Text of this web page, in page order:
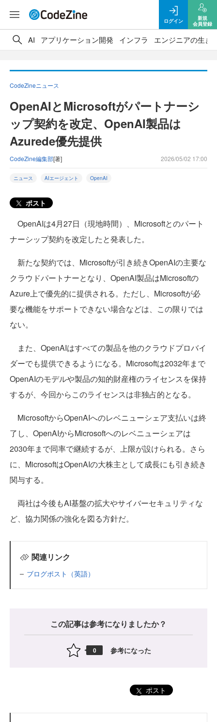
ログイン
新規
会員登録
AI アプリケーション開発 インフラ エンジニアの生き
CodeZineニュース
OpenAIとMicrosoftがパートナーシ
ップ契約を改定、OpenAI製品は
Azurede優先提供
CodeZine編集部[著] 2026/05/02 17:00
ニュース AIエージェント OpenAI
ポスト
OpenAIは4月27日（現地時間）、Microsoftとのパート
ナーシップ契約を改定したと発表した。
新たな契約では、Microsoftが引き続きOpenAIの主要な
クラウドパートナーとなり、OpenAI製品はMicrosoftの
Azure上で優先的に提供される。ただし、Microsoftが必
要な機能をサポートできない場合などは、この限りでは
ない。
また、OpenAIはすべての製品を他のクラウドプロバイ
ダーでも提供できるようになる。Microsoftは2032年まで
OpenAIのモデルや製品の知的財産権のライセンスを保持
するが、今回からこのライセンスは非独占的となる。
MicrosoftからOpenAIへのレベニューシェア支払いは終
了し、OpenAIからMicrosoftへのレベニューシェアは
2030年まで同率で継続するが、上限が設けられる。さら
に、MicrosoftはOpenAIの大株主として成長にも引き続き
関与する。
両社は今後もAI基盤の拡大やサイバーセキュリティな
ど、協力関係の強化を図る方針だ。
関連リンク
ブログポスト（英語）
この記事は参考になりましたか？
0 参考になった
ポスト